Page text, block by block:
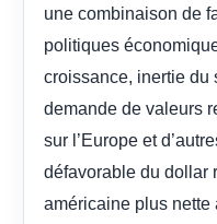
une combinaison de
politiques
croissance, inertie du
demande de valeurs
sur l’Europe et
défavorable du dollar
américaine plus nette